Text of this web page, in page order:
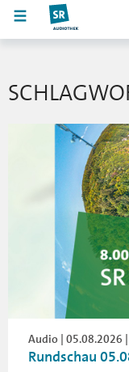
Audio | 05.08.2026 |
Rundschau